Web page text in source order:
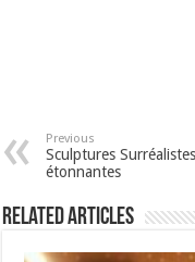
Previous
Sculptures Surréalistes
étonnantes
Related Articles